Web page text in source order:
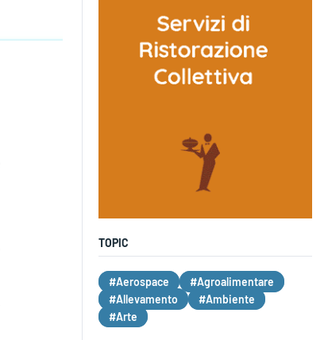
TOPIC
#Aerospace
#Agroalimentare
#Allevamento
#Ambiente
#Arte